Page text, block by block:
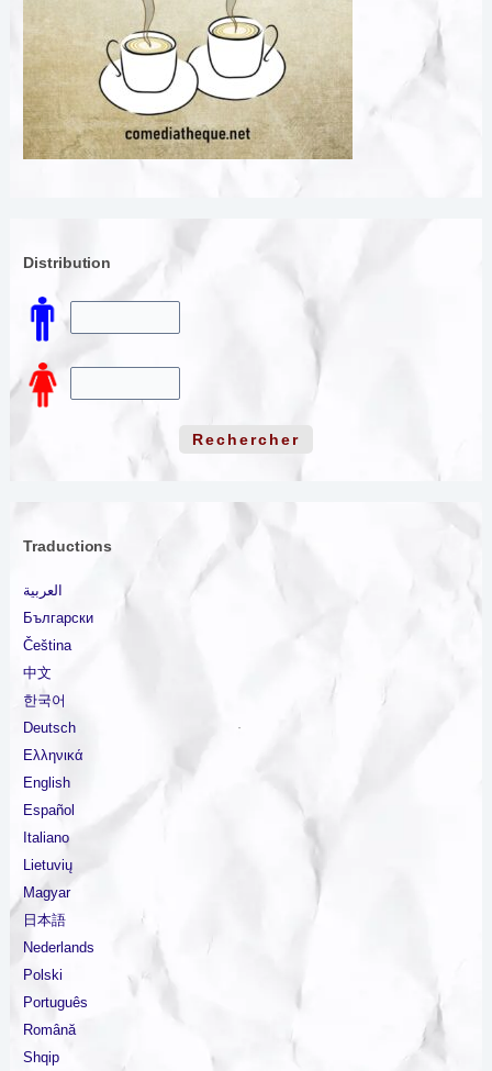
Distribution
Traductions
العربية
Български
Čeština
中文
한국어
Deutsch
Ελληνικά
English
Español
Italiano
Lietuvių
Magyar
日本語
Nederlands
Polski
Português
Română
Shqip